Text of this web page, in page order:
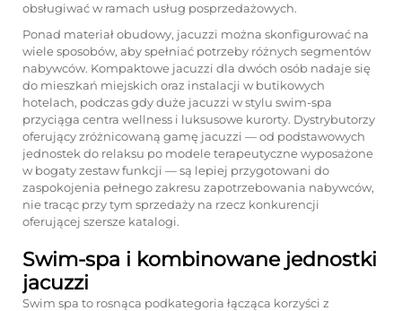
obsługiwać w ramach usług posprzedażowych.
Ponad materiał obudowy, jacuzzi można skonfigurować na
wiele sposobów, aby spełniać potrzeby różnych segmentów
nabywców. Kompaktowe jacuzzi dla dwóch osób nadaje się
do mieszkań miejskich oraz instalacji w butikowych
hotelach, podczas gdy duże jacuzzi w stylu swim-spa
przyciąga centra wellness i luksusowe kurorty. Dystrybutorzy
oferujący zróżnicowaną gamę jacuzzi — od podstawowych
jednostek do relaksu po modele terapeutyczne wyposażone
w bogaty zestaw funkcji — są lepiej przygotowani do
zaspokojenia pełnego zakresu zapotrzebowania nabywców,
nie tracąc przy tym sprzedaży na rzecz konkurencji
oferującej szersze katalogi.
Swim-spa i kombinowane jednostki
jacuzzi
Swim spa to rosnąca podkategoria łącząca korzyści z